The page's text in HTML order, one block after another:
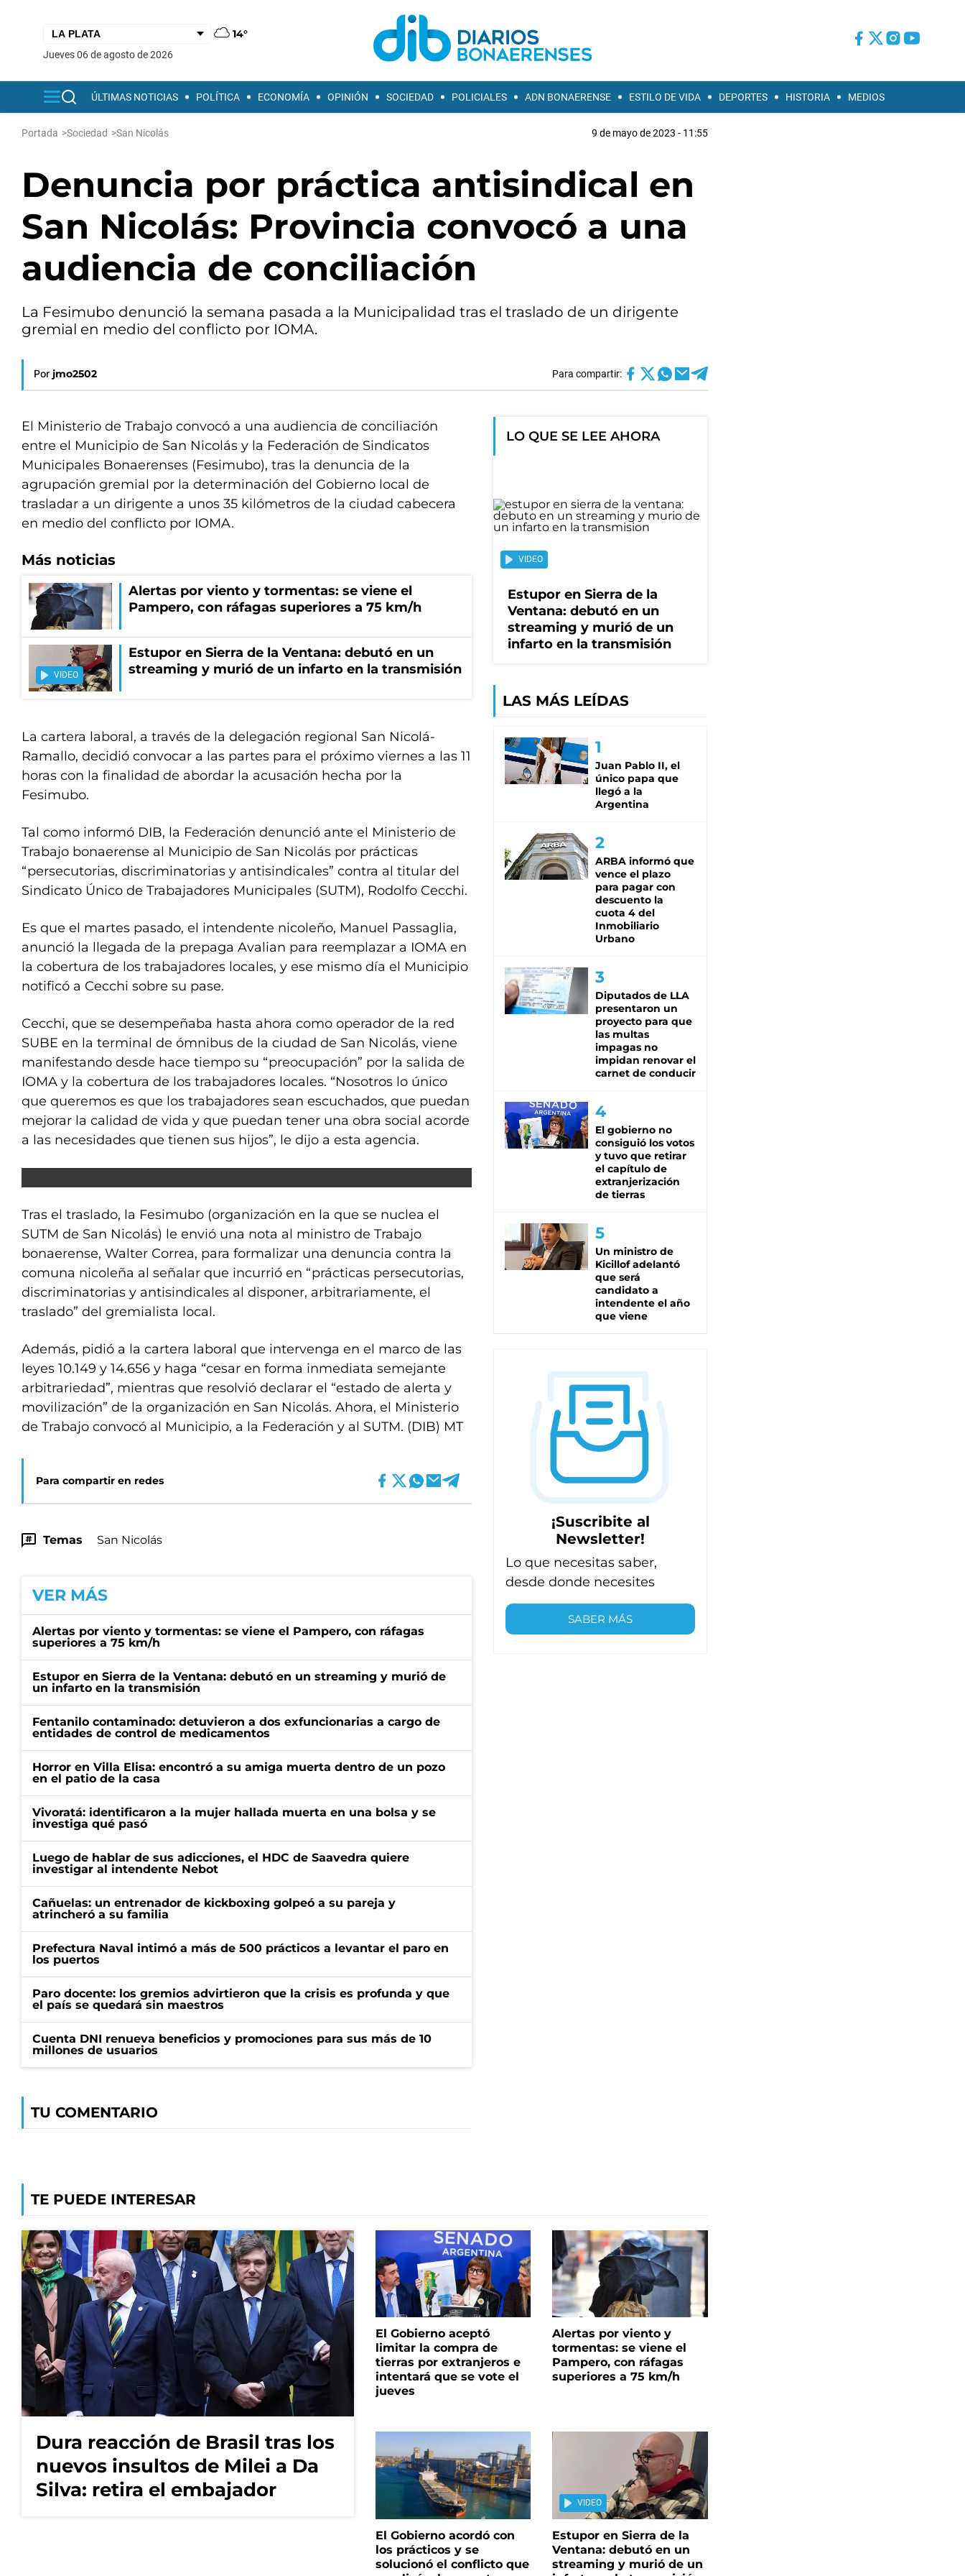
14°
jueves 06 de agosto de 2026
ÚLTIMAS NOTICIAS POLÍTICA ECONOMÍA OPINIÓN SOCIEDAD POLICIALES ADN BONAERENSE ESTILO DE VIDA DEPORTES HISTORIA MEDIOS
Portada >Sociedad >San Nicolás 9 de mayo de 2023 - 11:55
Denuncia por práctica antisindical en
San Nicolás: Provincia convocó a una
audiencia de conciliación
La Fesimubo denunció la semana pasada a la Municipalidad tras el traslado de un dirigente
gremial en medio del conflicto por IOMA.
Por jmo2502 Para compartir:
El Ministerio de Trabajo convocó a una audiencia de conciliación
entre el Municipio de San Nicolás y la Federación de Sindicatos
Municipales Bonaerenses (Fesimubo), tras la denuncia de la
agrupación gremial por la determinación del Gobierno local de
trasladar a un dirigente a unos 35 kilómetros de la ciudad cabecera
en medio del conflicto por IOMA.
Más noticias
Alertas por viento y tormentas: se viene el
Pampero, con ráfagas superiores a 75 km/h
VIDEO
Estupor en Sierra de la Ventana: debutó en un
streaming y murió de un infarto en la transmisión
La cartera laboral, a través de la delegación regional San Nicolá-
Ramallo, decidió convocar a las partes para el próximo viernes a las 11
horas con la finalidad de abordar la acusación hecha por la
Fesimubo.
Tal como informó DIB, la Federación denunció ante el Ministerio de
Trabajo bonaerense al Municipio de San Nicolás por prácticas
“persecutorias, discriminatorias y antisindicales” contra al titular del
Sindicato Único de Trabajadores Municipales (SUTM), Rodolfo Cecchi.
Es que el martes pasado, el intendente nicoleño, Manuel Passaglia,
anunció la llegada de la prepaga Avalian para reemplazar a IOMA en
la cobertura de los trabajadores locales, y ese mismo día el Municipio
notificó a Cecchi sobre su pase.
Cecchi, que se desempeñaba hasta ahora como operador de la red
SUBE en la terminal de ómnibus de la ciudad de San Nicolás, viene
manifestando desde hace tiempo su “preocupación” por la salida de
IOMA y la cobertura de los trabajadores locales. “Nosotros lo único
que queremos es que los trabajadores sean escuchados, que puedan
mejorar la calidad de vida y que puedan tener una obra social acorde
a las necesidades que tienen sus hijos”, le dijo a esta agencia.
Tras el traslado, la Fesimubo (organización en la que se nuclea el
SUTM de San Nicolás) le envió una nota al ministro de Trabajo
bonaerense, Walter Correa, para formalizar una denuncia contra la
comuna nicoleña al señalar que incurrió en “prácticas persecutorias,
discriminatorias y antisindicales al disponer, arbitrariamente, el
traslado” del gremialista local.
Además, pidió a la cartera laboral que intervenga en el marco de las
leyes 10.149 y 14.656 y haga “cesar en forma inmediata semejante
arbitrariedad”, mientras que resolvió declarar el “estado de alerta y
movilización” de la organización en San Nicolás. Ahora, el Ministerio
de Trabajo convocó al Municipio, a la Federación y al SUTM. (DIB) MT
Para compartir en redes
Temas San Nicolás
VER MÁS
Alertas por viento y tormentas: se viene el Pampero, con ráfagas
superiores a 75 km/h
Estupor en Sierra de la Ventana: debutó en un streaming y murió de
un infarto en la transmisión
Fentanilo contaminado: detuvieron a dos exfuncionarias a cargo de
entidades de control de medicamentos
Horror en Villa Elisa: encontró a su amiga muerta dentro de un pozo
en el patio de la casa
Vivoratá: identificaron a la mujer hallada muerta en una bolsa y se
investiga qué pasó
Luego de hablar de sus adicciones, el HDC de Saavedra quiere
investigar al intendente Nebot
Cañuelas: un entrenador de kickboxing golpeó a su pareja y
atrincheró a su familia
Prefectura Naval intimó a más de 500 prácticos a levantar el paro en
los puertos
Paro docente: los gremios advirtieron que la crisis es profunda y que
el país se quedará sin maestros
Cuenta DNI renueva beneficios y promociones para sus más de 10
millones de usuarios
TU COMENTARIO
LO QUE SE LEE AHORA
VIDEO
Estupor en Sierra de la
Ventana: debutó en un
streaming y murió de un
infarto en la transmisión
LAS MÁS LEÍDAS
Juan Pablo II, el
único papa que
llegó a la
Argentina
ARBA informó que
vence el plazo
para pagar con
descuento la
cuota 4 del
Inmobiliario
Urbano
Diputados de LLA
presentaron un
proyecto para que
las multas
impagas no
impidan renovar el
carnet de conducir
El gobierno no
consiguió los votos
y tuvo que retirar
el capítulo de
extranjerización
de tierras
Un ministro de
Kicillof adelantó
que será
candidato a
intendente el año
que viene
¡Suscribite al
Newsletter!
Lo que necesitas saber,
desde donde necesites
SABER MÁS
TE PUEDE INTERESAR
Dura reacción de Brasil tras los
nuevos insultos de Milei a Da
Silva: retira el embajador
El Gobierno aceptó
limitar la compra de
tierras por extranjeros e
intentará que se vote el
jueves
Alertas por viento y
tormentas: se viene el
Pampero, con ráfagas
superiores a 75 km/h
El Gobierno acordó con
los prácticos y se
solucionó el conflicto que
VIDEO
Estupor en Sierra de la
Ventana: debutó en un
streaming y murió de un